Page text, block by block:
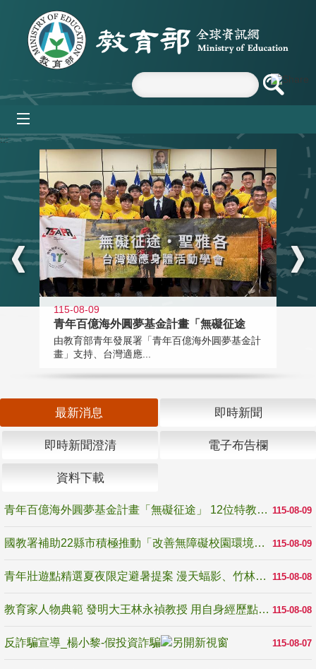
跳到主要內容區塊
:::
115-08-09
青年百億海外圓夢基金計畫「無礙征途
由教育部青年發展署「青年百億海外圓夢基金計
畫」支持、台灣適應...
最新消息 即時新聞
即時新聞澄清 電子布告欄
資料下載
115-08-09
青年百億海外圓夢基金計畫「無礙征途」 12位特教與弱勢青年勇闖西班牙 跨越感官限制見證生命蛻變
115-08-09
國教署補助22縣市積極推動「改善無障礙校園環境計畫」 打造友善、安全、無礙學習空間
115-08-08
青年壯遊點精選夏夜限定避暑提案 漫天蝠影、竹林尋蛙、茶香夜觀 邀青年暮色出發
115-08-08
教育家人物典範 發明大王林永禎教授 用自身經歷點亮學生的路
115-08-07
反詐騙宣導_楊小黎-假投資詐騙